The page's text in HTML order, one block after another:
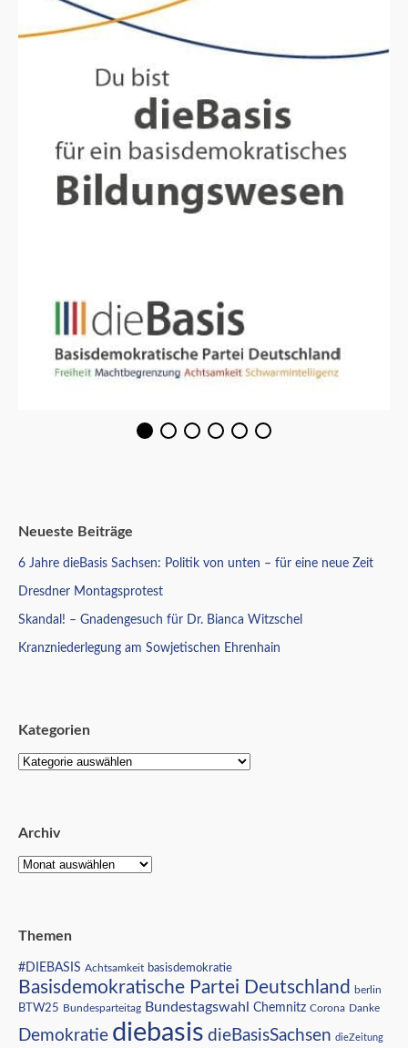
Neueste Beiträge
6 Jahre dieBasis Sachsen: Politik von unten – für eine neue Zeit
Dresdner Montagsprotest
Skandal! – Gnadengesuch für Dr. Bianca Witzschel
Kranzniederlegung am Sowjetischen Ehrenhain
Kategorien
Archiv
Themen
#DIEBASIS Achtsamkeit basisdemokratie
Basisdemokratische Partei Deutschland berlin
BTW25 Bundesparteitag Bundestagswahl Chemnitz Corona Danke
Demokratie diebasis dieBasisSachsen dieZeitung